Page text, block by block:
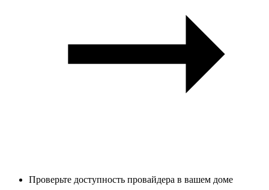
Проверьте доступность провайдера в вашем доме